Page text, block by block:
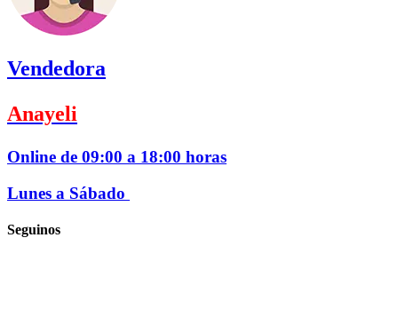
Vendedora
Anayeli
Online de 09:00 a 18:00 horas
Lunes a Sábado
Seguinos